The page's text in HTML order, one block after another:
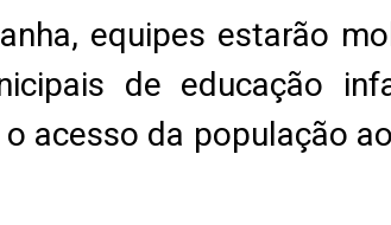
equipes estarão
de educação
acesso da população